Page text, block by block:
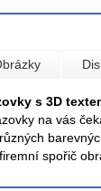
s 3D
na vás
spořič